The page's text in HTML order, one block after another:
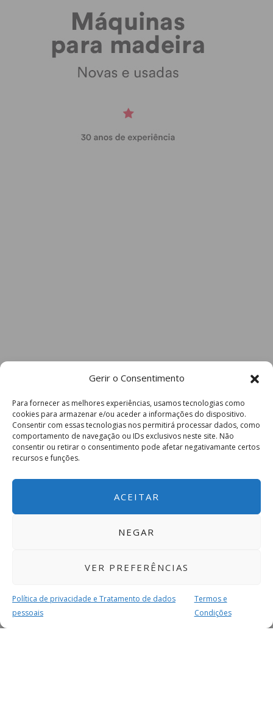
Gerir o Consentimento
Para fornecer as melhores experiências, usamos tecnologias como
cookies para armazenar e/ou aceder a informações do dispositivo.
Consentir com essas tecnologias nos permitirá processar dados, como
comportamento de navegação ou IDs exclusivos neste site. Não
consentir ou retirar o consentimento pode afetar negativamante certos
recursos e funções.
ACEITAR
NEGAR
VER PREFERÊNCIAS
Política de privacidade e Tratamento de dados
pessoais
Termos e
Condições